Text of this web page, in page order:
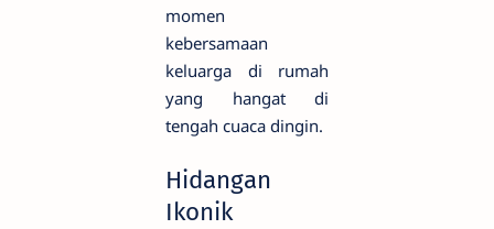
momen
kebersamaan
keluarga di rumah
yang hangat di
tengah cuaca dingin.
Hidangan
Ikonik